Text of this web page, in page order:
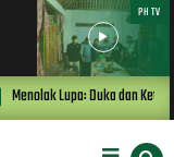
PHTV
Menolak Lupa: Duka dan